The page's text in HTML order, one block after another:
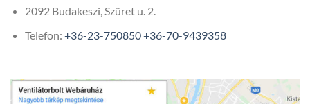
2092 Budakeszi, Szüret u. 2.
Telefon: +36-23-750850+36-70-9439358